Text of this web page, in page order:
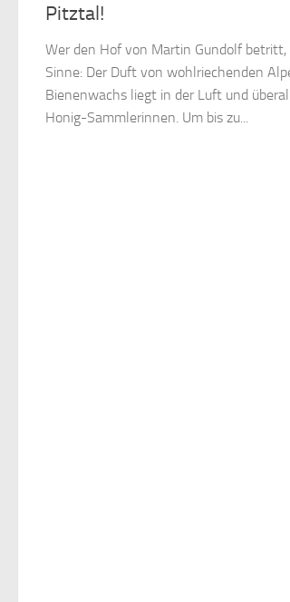
Pitztal!
Wer den Hof von Martin Gundolf
Sinne: Der Duft von wohlriechenden
Bienenwachs liegt in der Luft und
Honig-Sammlerinnen. Um bis zu...